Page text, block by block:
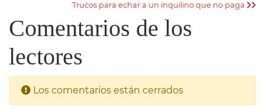
Trucos para echar a un inquilino que no paga
Comentarios de los
lectores
Los comentarios están cerrados